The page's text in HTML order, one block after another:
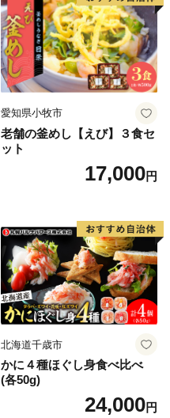
愛知県小牧市
老舗の釜めし【えび】３食セ
ット
17,000円
北海道千歳市
かに４種ほぐし身食べ比べ
(各50g)
24,000円